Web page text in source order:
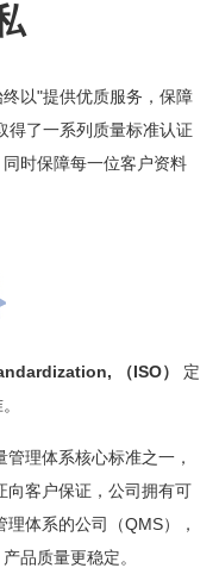
以"提供优质服务，保障
得了一系列质量标准认证
时保障每一位客户资料
（ISO）
定
理体系核心标准之一，
向客户保证，公司拥有可
体系的公司（QMS），
品质量更稳定。